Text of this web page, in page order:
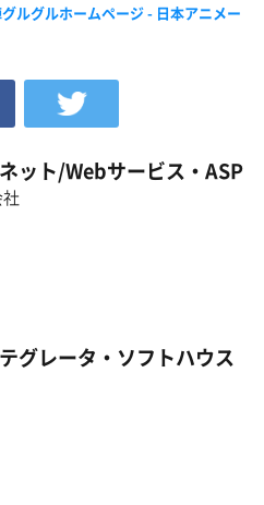
ルグルホームページ - 日本アニメー
ット/Webサービス・ASP
グレータ・ソフトハウス